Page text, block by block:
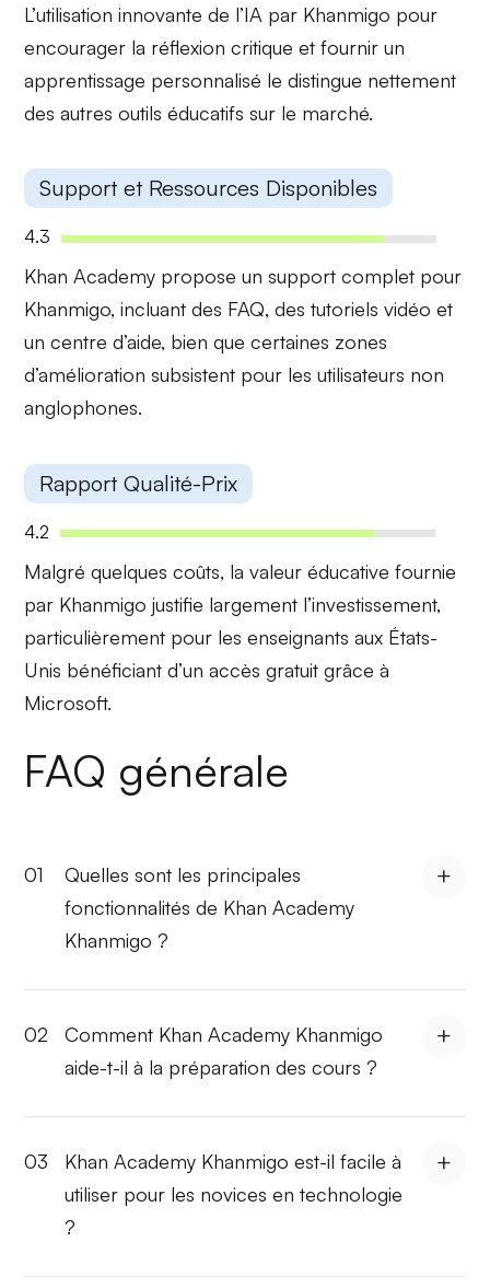
L’utilisation innovante de l’IA par Khanmigo pour
encourager la réflexion critique et fournir un
apprentissage personnalisé le distingue nettement
des autres outils éducatifs sur le marché.
Support et Ressources Disponibles
4.3
Khan Academy propose unsupport complet pour
Khanmigo, incluant des FAQ, des tutoriels vidéo et
un centre d’aide, bien que certaines zones
d’amélioration subsistent pour les utilisateurs non
anglophones.
Rapport Qualité-Prix
4.2
Malgré quelques coûts, lavaleur éducative fournie
par Khanmigo justifie largement l’investissement,
particulièrement pour les enseignants aux États-
Unis bénéficiant d’un accès gratuit grâce à
Microsoft.
FAQ générale
01
Quelles sont les principales
fonctionnalités de Khan Academy
Khanmigo ?
02
Comment Khan Academy Khanmigo
aide-t-il à la préparation des cours ?
03
Khan Academy Khanmigo est-il facile à
utiliser pour les novices en technologie
?